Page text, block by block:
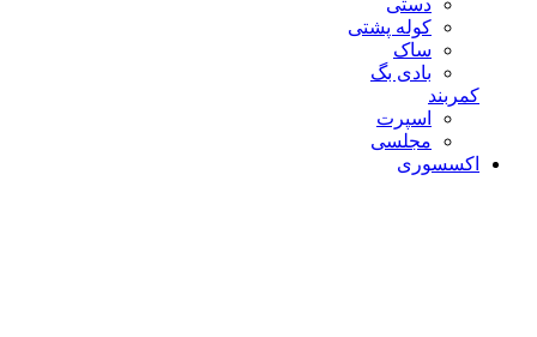
دستی
کوله پشتی
ساک
بادی بگ
کمربند
اسپرت
مجلسی
اکسسوری